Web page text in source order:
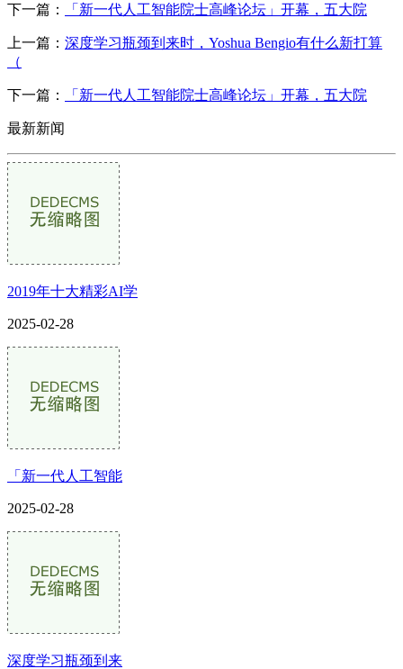
下一篇： 「新一代人工智能院士高峰论坛」开幕，五大院
上一篇： 深度学习瓶颈到来时，Yoshua Bengio有什么新打算
（
下一篇： 「新一代人工智能院士高峰论坛」开幕，五大院
最新新闻
2019年十大精彩AI学
2025-02-28
「新一代人工智能
2025-02-28
深度学习瓶颈到来